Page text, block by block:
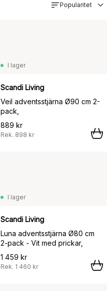
Popularitet
I lager
Scandi Living
Veil adventsstjärna Ø90 cm 2-
pack,
889 kr
Rek. 898 kr
I lager
Scandi Living
Luna adventsstjärna Ø80 cm
2-pack - Vit med prickar,
1 459 kr
Rek. 1 460 kr